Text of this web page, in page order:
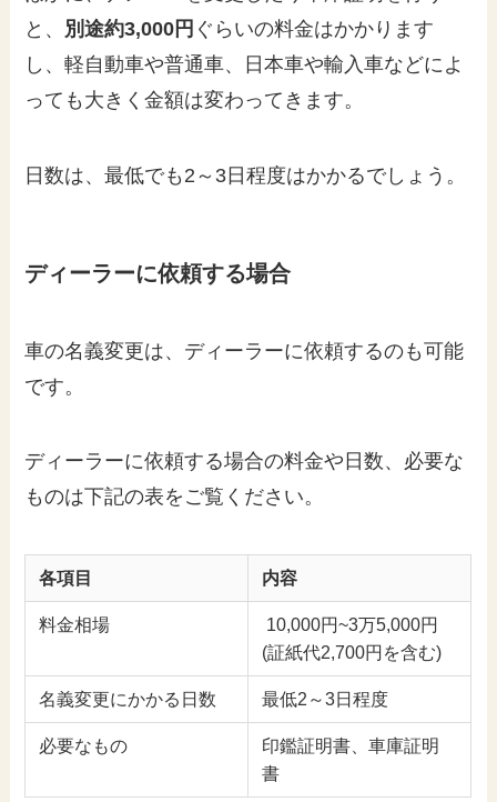
と、 別途約3,000円 ぐらいの料金はかかります
し、軽自動車や普通車、日本車や輸入車などによ
っても大きく金額は変わってきます。
日数は、最低でも2～3日程度はかかるでしょう。
ディーラーに依頼する場合
車の名義変更は、ディーラーに依頼するのも可能
です。
ディーラーに依頼する場合の料金や日数、必要な
ものは下記の表をご覧ください。
各項目 内容
料金相場
10,000円~3万5,000円
(証紙代2,700円を含む)
名義変更にかかる日数 最低2～3日程度
必要なもの
印鑑証明書、車庫証明
書